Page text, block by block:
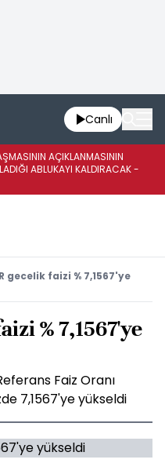
Canlı
AÇIKLANMASININ
ABLUKAYI KALDIRACAK -
gecelik faizi % 7,1567'ye
% 7,1567'ye
Faiz Oranı
7,1567'ye yükseldi